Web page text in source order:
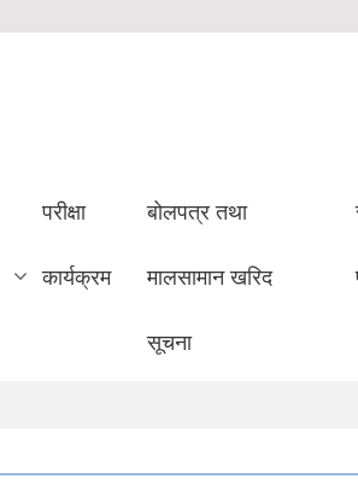
परीक्षा
कार्यक्रम
बोलपत्र तथा
मालसामान खरिद
सूचना